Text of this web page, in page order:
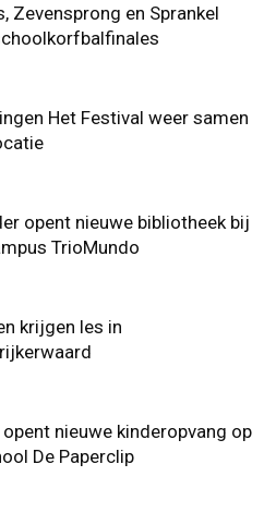
Zevensprong en Sprankel
Het Festival weer samen
opent nieuwe bibliotheek bij
TrioMundo
krijgen les in
nieuwe kinderopvang op
De Paperclip